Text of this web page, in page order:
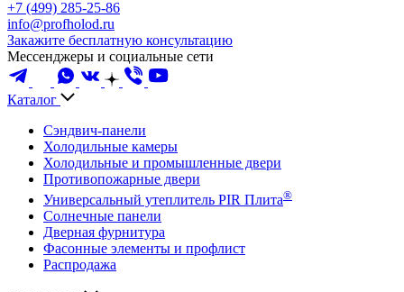
+7 (499) 285-25-86
info@profholod.ru
Закажите бесплатную консультацию
Мессенджеры и социальные сети
Каталог
Сэндвич-панели
Холодильные камеры
Холодильные и промышленные двери
Противопожарные двери
Универсальный утеплитель PIR Плита®
Солнечные панели
Дверная фурнитура
Фасонные элементы и профлист
Распродажа